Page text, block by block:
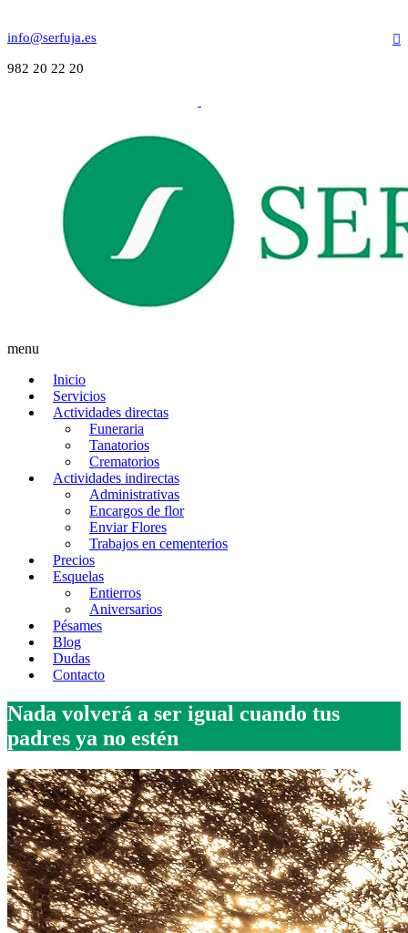
info@serfuja.es
982 20 22 20
menu
Inicio
Servicios
Actividades directas
Funeraria
Tanatorios
Crematorios
Actividades indirectas
Administrativas
Encargos de flor
Enviar Flores
Trabajos en cementerios
Precios
Esquelas
Entierros
Aniversarios
Pésames
Blog
Dudas
Contacto
Nada volverá a ser igual cuando tus
padres ya no estén